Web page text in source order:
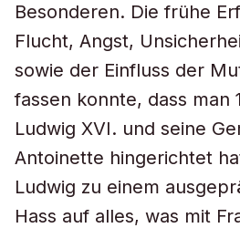
Besonderen. Die frühe
Flucht, Angst,
sowie der Einfluss der
fassen konnte, dass man
Ludwig XVI. und seine
Antoinette hingerichtet
Ludwig zu einem
Hass auf alles, was mit